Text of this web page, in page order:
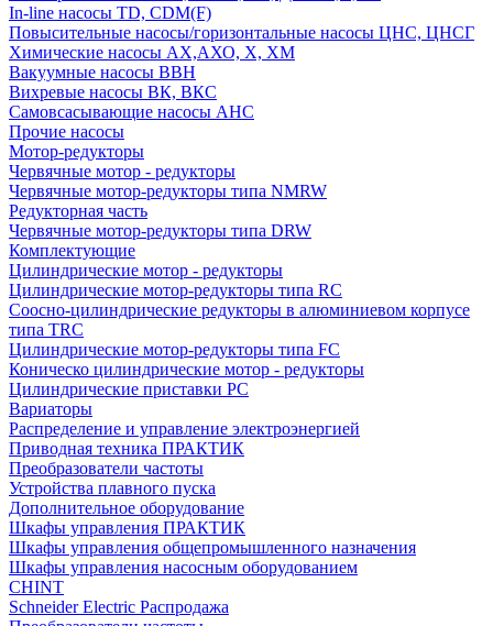
In-line насосы TD, CDM(F)
Повысительные насосы/горизонтальные насосы ЦНС, ЦНСГ
Химические насосы АХ,АХО, Х, ХМ
Вакуумные насосы ВВН
Вихревые насосы ВК, ВКС
Самовсасывающие насосы АНС
Прочие насосы
Мотор-редукторы
Червячные мотор - редукторы
Червячные мотор-редукторы типа NMRW
Редукторная часть
Червячные мотор-редукторы типа DRW
Комплектующие
Цилиндрические мотор - редукторы
Цилиндрические мотор-редукторы типа RC
Соосно-цилиндрические редукторы в алюминиевом корпусе
типа TRC
Цилиндрические мотор-редукторы типа FC
Коническо цилиндрические мотор - редукторы
Цилиндрические приставки PC
Вариаторы
Распределение и управление электроэнергией
Приводная техника ПРАКТИК
Преобразователи частоты
Устройства плавного пуска
Дополнительное оборудование
Шкафы управления ПРАКТИК
Шкафы управления общепромышленного назначения
Шкафы управления насосным оборудованием
CHINT
Schneider Electric Распродажа